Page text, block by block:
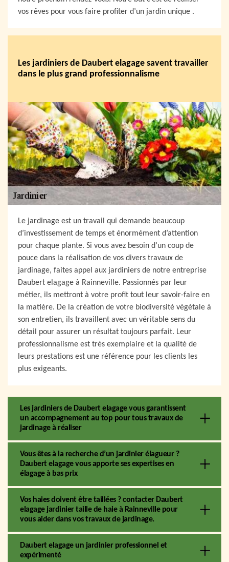
vos rêves pour vous faire profiter d’un jardin unique .
Les jardiniers de Daubert elagage savent travailler
dans le plus grand professionnalisme
Le jardinage est un travail qui demande beaucoup
d’investissement de temps et énormément d’attention
pour chaque plante. Si vous avez besoin d’un coup de
pouce dans la réalisation de vos divers travaux de
jardinage, faites appel aux jardiniers de notre entreprise
Daubert elagage à Rainneville. Passionnés par leur
métier, ils mettront à votre profit tout leur savoir-faire en
la matière. De la création de votre biodiversité végétale à
son entretien, ils travaillent avec un véritable sens du
détail pour assurer un résultat toujours parfait. Leur
professionnalisme est très exemplaire et la qualité de
leurs prestations est une référence pour les clients les
plus exigeants.
Les jardiniers de Daubert elagage vous garantissent
un accompagnement au top pour tous travaux de
jardinage à réaliser
Vous êtes à la recherche d’un jardinier élagueur ?
Daubert elagage vous apporte ses expertises en
élagage à bas prix
Vos haies doivent être taillées ? contacter Daubert
elagage jardinier taille de haie à Rainneville pour
vous aider dans vos travaux de jardinage.
Daubert elagage un jardinier professionnel et
expérimenté